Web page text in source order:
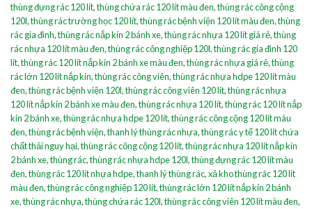
thùng đựng rác 120 lít,thùng chứa rác 120 lít màu đen,thùng rác công cộng
120l,thùng rác trường học 120 lít,thùng rác bệnh viện 120 lít màu đen,thùng
rác gia đình,thùng rác nắp kín 2 bánh xe,thùng rác nhựa 120 lít giá rẻ,thùng
rác nhựa 120 lít màu đen,thùng rác công nghiệp 120l,thùng rác gia đình 120
lít,thùng rác 120 lít nắp kín 2 bánh xe màu đen,thùng rác nhựa giá rẻ,thùng
rác lớn 120 lít nắp kín,thùng rác công viên,thùng rác nhựa hdpe 120 lít màu
đen,thùng rác bệnh viện 120l,thùng rác công viên 120 lít,thùng rác nhựa
120 lít nắp kín 2 bánh xe màu đen,thùng rác nhựa 120 lít,thùng rác 120 lít nắp
kín 2 bánh xe,thùng rác nhựa hdpe 120 lít,thùng rác công cộng 120 lít màu
đen,thùng rác bệnh viện,thanh lý thùng rác nhựa,thùng rác y tế 120 lít chứa
chất thải nguy hại,thùng rác công cộng 120 lít,thùng rác nhựa 120 lít nắp kín
2 bánh xe,thùng rác,thùng rác nhựa hdpe 120l,thùng đựng rác 120 lít màu
đen,thùng rác 120 lít nhựa hdpe,thanh lý thùng rác,xả kho thùng rác 120 lít
màu đen,thùng rác công nghiệp 120 lít,thùng rác lớn 120 lít nắp kín 2 bánh
xe,thùng rác nhựa,thùng chứa rác 120l,thùng rác công viên 120 lít màu đen,